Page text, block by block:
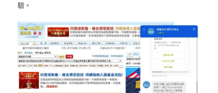
驗。